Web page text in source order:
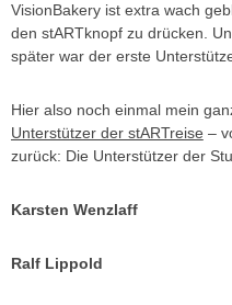
VisionBakery ist extra wach
den stARTknopf zu drücken.
später war der erste
Hier also noch einmal mein
Unterstützer der stARTreise –
zurück: Die Unterstützer der
Karsten Wenzlaff
Ralf Lippold